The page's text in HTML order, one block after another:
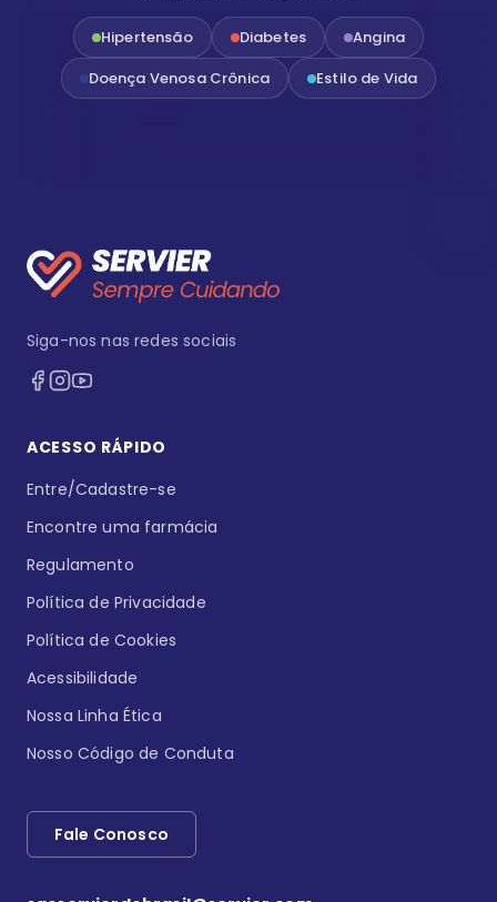
Hipertensão Diabetes
Angina
Doença Venosa Crônica
Estilo de Vida
Siga-nos nas redes sociais
ACESSO RÁPIDO
Entre/Cadastre-se
Encontre uma farmácia
Regulamento
Política de Privacidade
Política de Cookies
Acessibilidade
Nossa Linha Ética
Nosso Código de Conduta
Fale Conosco